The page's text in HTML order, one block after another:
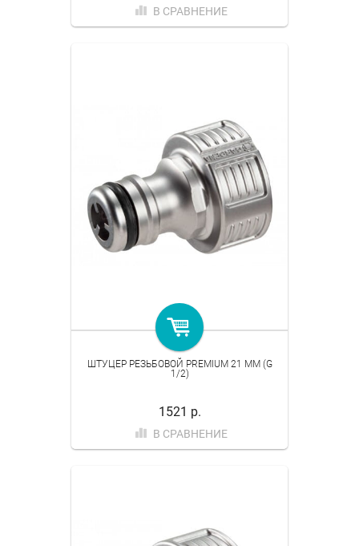
В СРАВНЕНИЕ
ШТУЦЕР РЕЗЬБОВОЙ PREMIUM 21 ММ (G
1/2)
1521 р.
В СРАВНЕНИЕ